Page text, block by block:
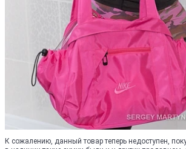
К сожалению, данный товар теперь недоступен,